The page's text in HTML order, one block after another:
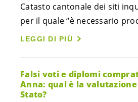
Catasto cantonale dei siti
per il quale “è necessario
LEGGI DI PIÙ
Falsi voti e diplomi
Anna: qual è la
Stato?